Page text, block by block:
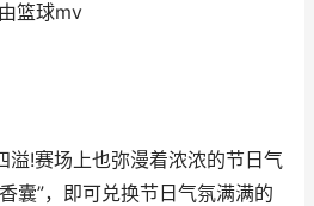
篮球mv
!赛场上也弥漫着浓浓的节日气
囊”，即可兑换节日气氛满满的